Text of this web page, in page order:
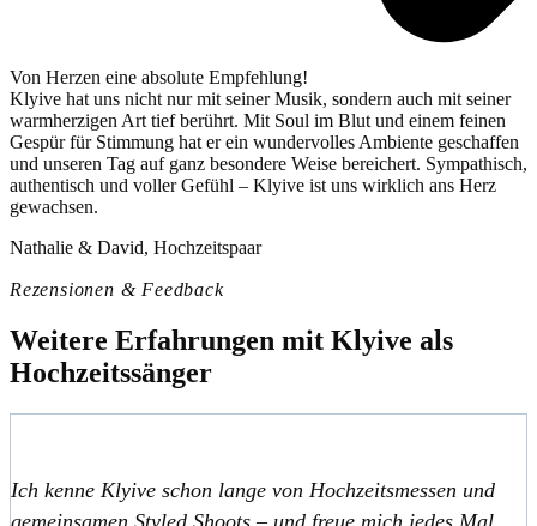
Von Herzen eine absolute Empfehlung!
Klyive hat uns nicht nur mit seiner Musik, sondern auch mit seiner
warmherzigen Art tief berührt. Mit Soul im Blut und einem feinen
Gespür für Stimmung hat er ein wundervolles Ambiente geschaffen
und unseren Tag auf ganz besondere Weise bereichert. Sympathisch,
authentisch und voller Gefühl – Klyive ist uns wirklich ans Herz
gewachsen.
Nathalie & David, Hochzeitspaar
Rezensionen & Feedback
Weitere Erfahrungen mit Klyive als
Hochzeitssänger
Ich kenne Klyive schon lange von Hochzeitsmessen und
gemeinsamen Styled Shoots – und freue mich jedes Mal,